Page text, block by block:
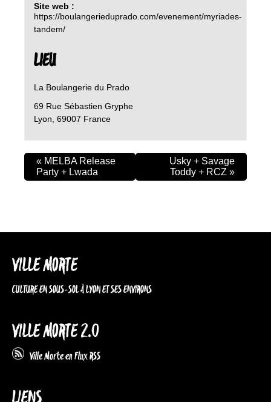
Site web :
https://boulangerieduprado.com/evenement/myriades-
tandem/
LIEU
La Boulangerie du Prado
69 Rue Sébastien Gryphe
Lyon 69007 France
« MELBA Release
Party + Lwada
Usky + Savage
Toddy + RCZ »
VILLE MORTE
CULTURE EN SOUS-SOL À LYON ET SES ENVIRONS
VILLE MORTE 2.0
Ville Morte en Flux RSS